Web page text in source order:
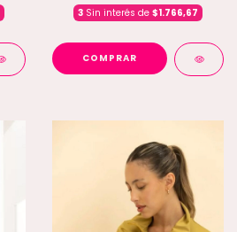
3 Sin interés de $1.766,67
COMPRAR